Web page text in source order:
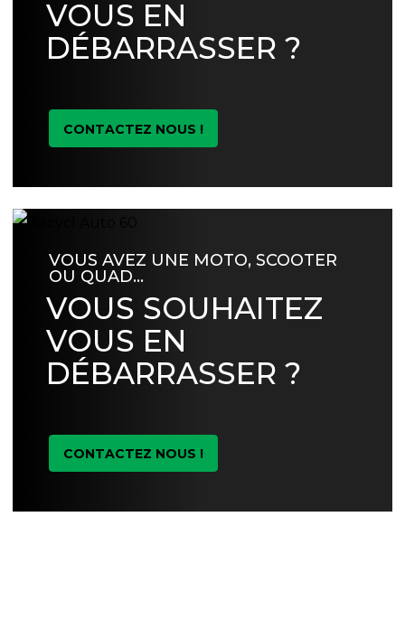
VOUS EN
DÉBARRASSER ?
CONTACTEZ NOUS !
VOUS AVEZ UNE MOTO, SCOOTER
OU QUAD…
VOUS SOUHAITEZ
VOUS EN
DÉBARRASSER ?
CONTACTEZ NOUS !